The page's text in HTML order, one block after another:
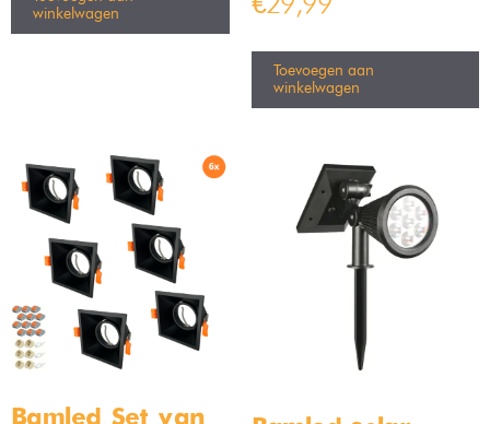
2x Bamled solar tuinspot
Vloerlamp met 2 lampen –